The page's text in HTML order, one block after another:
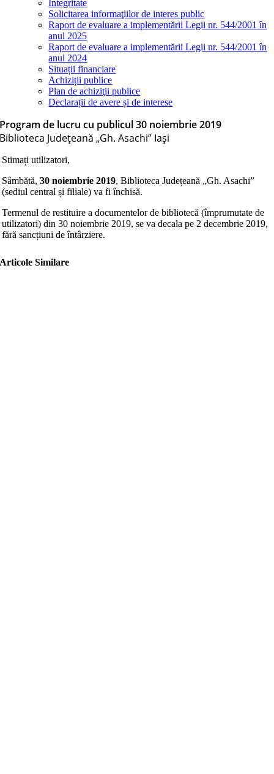
Integritate
Solicitarea informaţiilor de interes public
Raport de evaluare a implementării Legii nr. 544/2001 în
anul 2025
Raport de evaluare a implementării Legii nr. 544/2001 în
anul 2024
Situații financiare
Achiziții publice
Plan de achiziţii publice
Declarații de avere și de interese
Program de lucru cu publicul 30 noiembrie 2019
Biblioteca Judeţeană „Gh. Asachi” Iaşi
Stimați utilizatori,
Sâmbătă, 30 noiembrie 2019, Biblioteca Județeană „Gh. Asachi”
(sediul central și filiale) va fi închisă.
Termenul de restituire a documentelor de bibliotecă (împrumutate de
utilizatori) din 30 noiembrie 2019, se va decala pe 2 decembrie 2019,
fără sancțiuni de întârziere.
Articole Similare